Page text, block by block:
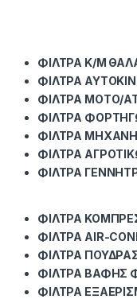
ΦΙΛΤΡΑ Κ/Μ
ΦΙΛΤΡΑ
ΦΙΛΤΡΑ ΜΟΤΟ/
ΦΙΛΤΡΑ
ΦΙΛΤΡΑ
ΦΙΛΤΡΑ
ΦΙΛΤΡΑ
ΦΙΛΤΡΑ
ΦΙΛΤΡΑ AIR-
ΦΙΛΤΡΑ
ΦΙΛΤΡΑ ΒΑΦΗΣ
ΦΙΛΤΡΑ